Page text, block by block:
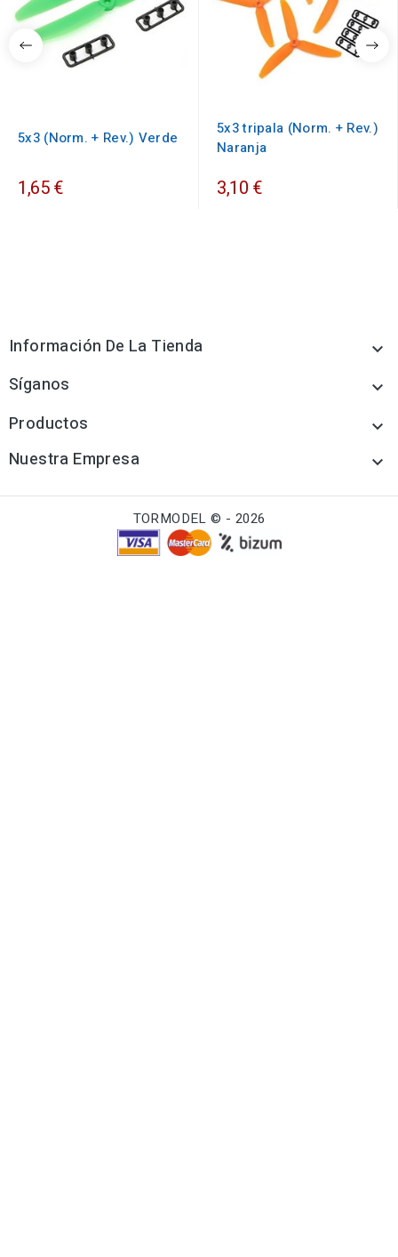
5x3 (Norm. + Rev.) Verde
1,65 €
5x3 tripala (Norm. + Rev.)
Naranja
3,10 €
Información De La Tienda 
Síganos 
Productos 
Nuestra Empresa 
TORMODEL © - 2026